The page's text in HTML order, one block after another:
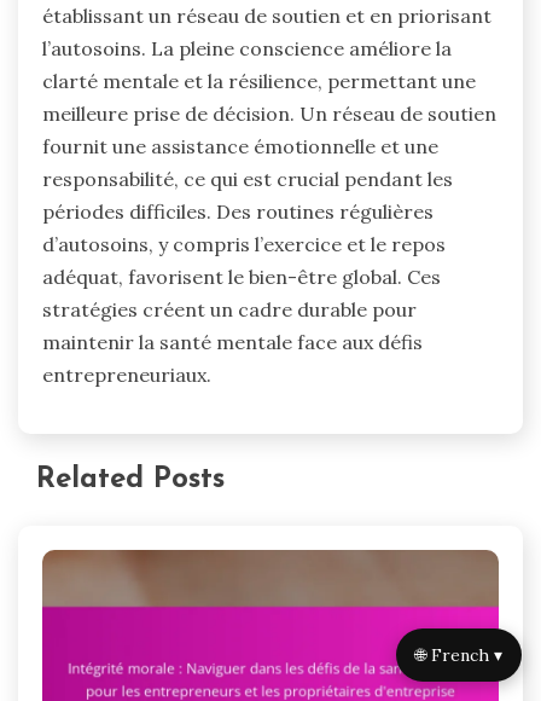
établissant un réseau de soutien et en priorisant
l’autosoins. La pleine conscience améliore la
clarté mentale et la résilience, permettant une
meilleure prise de décision. Un réseau de soutien
fournit une assistance émotionnelle et une
responsabilité, ce qui est crucial pendant les
périodes difficiles. Des routines régulières
d’autosoins, y compris l’exercice et le repos
adéquat, favorisent le bien-être global. Ces
stratégies créent un cadre durable pour
maintenir la santé mentale face aux défis
entrepreneuriaux.
Related Posts
🌐 French ▾